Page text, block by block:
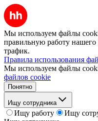
Мы используем файлы
правильную работу нашего
трафик.
Правила использования
Мы используем файлы
файлов cookie
Понятно
Ищу сотрудника
Ищу работу
Ищу